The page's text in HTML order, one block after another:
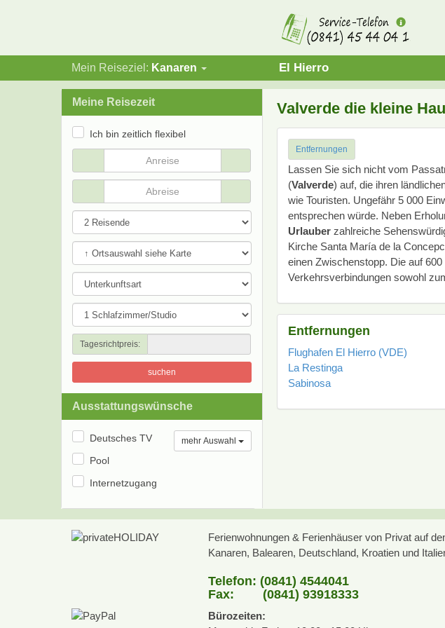
El Hierro
Mein Reiseziel: Kanaren
Valverde die kleine
Entfernungen
Lassen Sie sich nicht vom
(Valverde) auf, die ihren
wie Touristen. Ungefähr 5 000
entsprechen würde. Neben
Urlauberzahlreiche
Kirche Santa María de la
einen Zwischenstopp. Die auf
Verkehrsverbindungen sowohl
Entfernungen
Flughafen El Hierro (VDE)
La Restinga
Sabinosa
Meine Reisezeit
Ich bin zeitlich flexibel
Tagesrichtpreis:
suchen
Ausstattungswünsche
mehr Auswahl
Deutsches TV
Pool
Internetzugang
Ferienwohnungen & Ferienhäuser von Privat auf
Kanaren, Balearen, Deutschland, Kroatien und
Telefon: (0841) 4544041
Fax: (0841) 93918333
Bürozeiten: